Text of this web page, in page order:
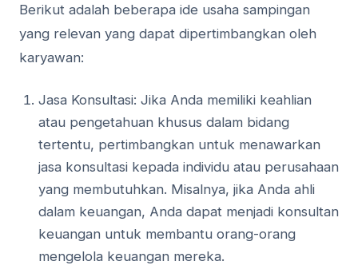
Berikut adalah beberapa ide usaha sampingan
yang relevan yang dapat dipertimbangkan oleh
karyawan:
Jasa Konsultasi: Jika Anda memiliki keahlian
atau pengetahuan khusus dalam bidang
tertentu, pertimbangkan untuk menawarkan
jasa konsultasi kepada individu atau perusahaan
yang membutuhkan. Misalnya, jika Anda ahli
dalam keuangan, Anda dapat menjadi konsultan
keuangan untuk membantu orang-orang
mengelola keuangan mereka.